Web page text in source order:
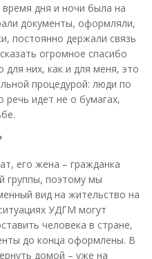
дня и ночи была на
документы, оформляли,
постоянно держали связь
огромное спасибо
них, как и для меня, это
процедурой: люди по
идет не о бумагах,
его жена – гражданка
группы, поэтому мы
вид на жительство на
УДГМ могут
человека в стране,
до конца оформлены. В
домой – уже на